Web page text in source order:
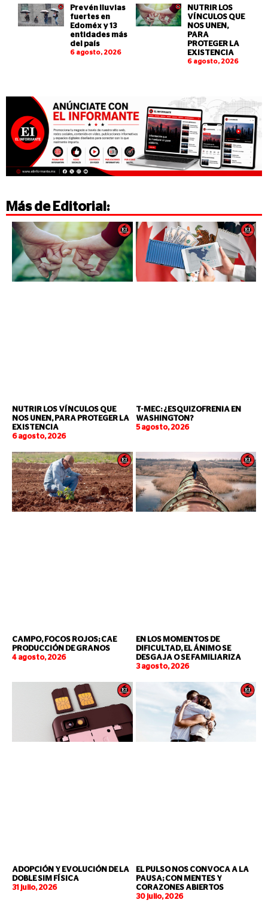
Prevén lluvias
fuertes en
Edoméx y 13
entidades más
del país
6 agosto, 2026
NUTRIR LOS
VÍNCULOS QUE
NOS UNEN,
PARA
PROTEGER LA
EXISTENCIA
6 agosto, 2026
Más de Editorial :
NUTRIR LOS VÍNCULOS QUE
NOS UNEN, PARA PROTEGER LA
EXISTENCIA
6 agosto, 2026
T-MEC: ¿ESQUIZOFRENIA EN
WASHINGTON?
5 agosto, 2026
CAMPO, FOCOS ROJOS; CAE
PRODUCCIÓN DE GRANOS
4 agosto, 2026
EN LOS MOMENTOS DE
DIFICULTAD, EL ÁNIMO SE
DESGAJA O SE FAMILIARIZA
3 agosto, 2026
ADOPCIÓN Y EVOLUCIÓN DE LA
DOBLE SIM FÍSICA
31 julio, 2026
EL PULSO NOS CONVOCA A LA
PAUSA; CON MENTES Y
CORAZONES ABIERTOS
30 julio, 2026